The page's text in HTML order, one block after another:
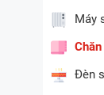
Máy
Đèn